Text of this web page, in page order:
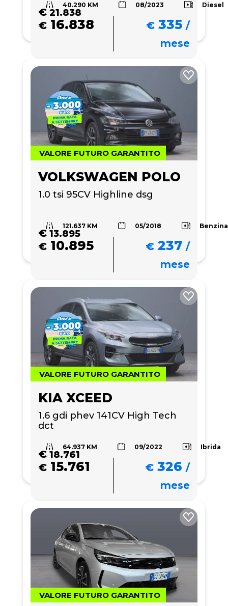
40.290 KM 08/2023 Diesel
€21.838
€ 16.838 € 335 /
mese
VALORE FUTURO GARANTITO
VOLKSWAGEN POLO
1.0 tsi 95CV Highline dsg
121.637 KM 05/2018 Benzina
€13.895
€ 10.895 € 237 /
mese
VALORE FUTURO GARANTITO
KIA XCEED
1.6 gdi phev 141CV High Tech
dct
64.937 KM 09/2022 Ibrida
€18.761
€ 15.761 € 326 /
mese
VALORE FUTURO GARANTITO